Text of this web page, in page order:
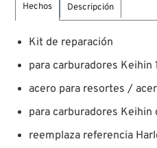
Hechos Descripción
Kit de reparación
para carburadores Keihin
acero para resortes /
para carburadores Keihin
reemplaza referencia